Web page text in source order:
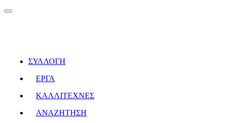
ΣΥΛΛΟΓΗ
ΕΡΓΑ
ΚΑΛΛΙΤΕΧΝΕΣ
ΑΝΑΖΗΤΗΣΗ